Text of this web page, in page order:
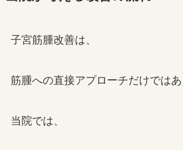
子宮筋腫改善は、
筋腫への直接アプローチだけではあ
当院では、